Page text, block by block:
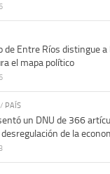
de Entre Ríos distingue
el mapa político
/ PAÍS
un DNU de 366
de la